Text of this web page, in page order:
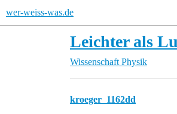
wer-weiss-was.de
Leichter als
Wissenschaft Physik
kroeger_1162dd